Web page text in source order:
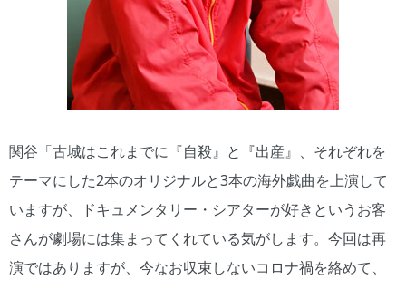
関谷「古城はこれまでに『自殺』と『出産』、それぞれを
テーマにした2本のオリジナルと3本の海外戯曲を上演して
いますが、ドキュメンタリー・シアターが好きというお客
さんが劇場には集まってくれている気がします。今回は再
演ではありますが、今なお収束しないコロナ禍を絡めて、